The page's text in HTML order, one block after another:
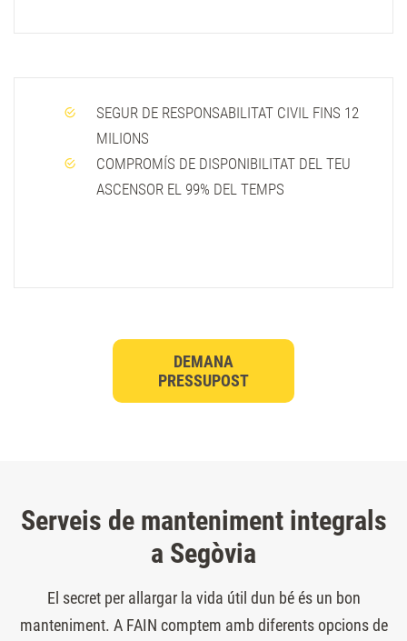
SEGUR DE RESPONSABILITAT CIVIL FINS 12
MILIONS
COMPROMÍS DE DISPONIBILITAT DEL TEU
ASCENSOR EL 99% DEL TEMPS
DEMANA
PRESSUPOST
Serveis de manteniment integrals
a Segòvia
El secret per allargar la vida útil dun bé és un bon
manteniment. A FAIN comptem amb diferents opcions de